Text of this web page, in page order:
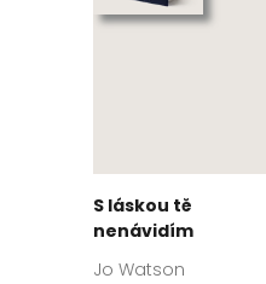
S láskou tě
nenávidím
Jo Watson